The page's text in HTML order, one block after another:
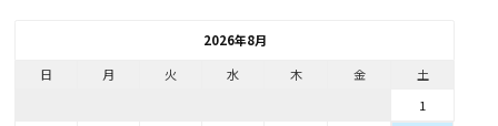
2026年8月
日
月 火 水 木 金 土
1